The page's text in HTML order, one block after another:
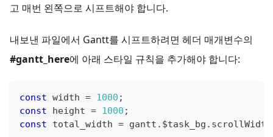
고 매번 왼쪽으로 시프트해야 합니다.
내보낸 파일에서 Gantt를 시프트하려면 헤더 매개변수의
#gantt_here에 아래 스타일 규칙을 추가해야 합니다:
const width = 1000 ;
const height = 1000 ;
const total_width = gantt . $task_bg . scrollWidth